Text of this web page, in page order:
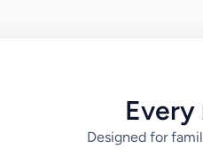
Designed for